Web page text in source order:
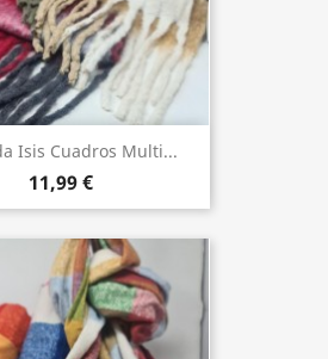
Isis Cuadros Multi...
11,99 €